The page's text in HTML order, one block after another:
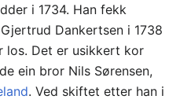
i 1734. Han fekk
Dankertsen i 1738
los. Det er usikkert kor
ein bror Nils Sørensen,
. Ved skiftet etter han i